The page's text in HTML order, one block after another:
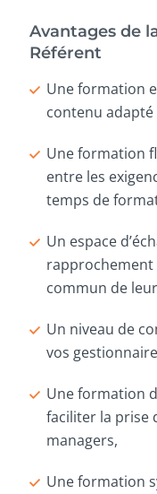
Avantages de
Référent
Une formation
contenu adapté
Une formation
entre les
temps de
Un espace
rapprochement
commun de
Un niveau de
vos
Une formation
faciliter la prise
managers,
Une formation